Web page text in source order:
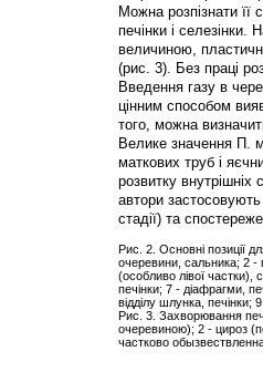
Можна розпізнати її
печінки і селезінки.
величиною,
(рис. 3). Без праці
Введення газу в
цінним способом
того, можна
Велике значення П.
маткових труб і
розвитку внутрішніх
автори
стадії) та
Рис. 2. Основні позиції
очеревини, сальника; 2 -
(особливо лівої частки),
печінки; 7 - діафрагми,
відділу шлунка, печінки;
Рис. 3. Захворювання
очеревиною); 2 - цироз
частково